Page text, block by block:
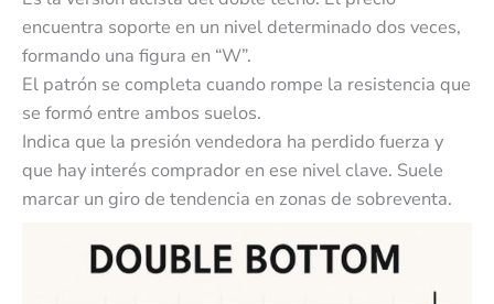
encuentra soporte en un nivel determinado dos veces,
formando una figura en “W”.
El patrón se completa cuando rompe la resistencia que
se formó entre ambos suelos.
Indica que la presión vendedora ha perdido fuerza y
que hay interés comprador en ese nivel clave. Suele
marcar un giro de tendencia en zonas de sobreventa.